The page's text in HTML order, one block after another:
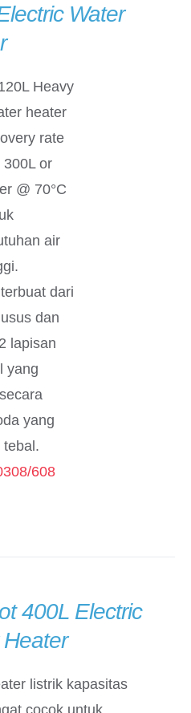
Water
Heavy
heater
rate
300L or
@ 70°C
air
dari
dan
lapisan
yang
yang
tebal.
608
400L Electric
listrik kapasitas
cocok untuk